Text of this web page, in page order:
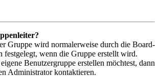
Gruppe wird normalerweise durch die Board-
festgelegt, wenn die Gruppe erstellt wird.
Benutzergruppe erstellen möchtest, dann
Administrator kontaktieren.